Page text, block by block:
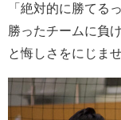
「絶対的に勝てる
勝ったチームに負
と悔しさをにじませ